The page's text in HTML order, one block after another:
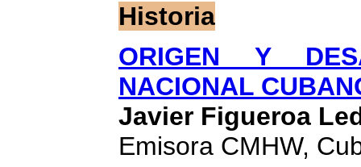
Historia
ORIGEN Y
NACIONAL
Javier Figueroa
Emisora CMHW,